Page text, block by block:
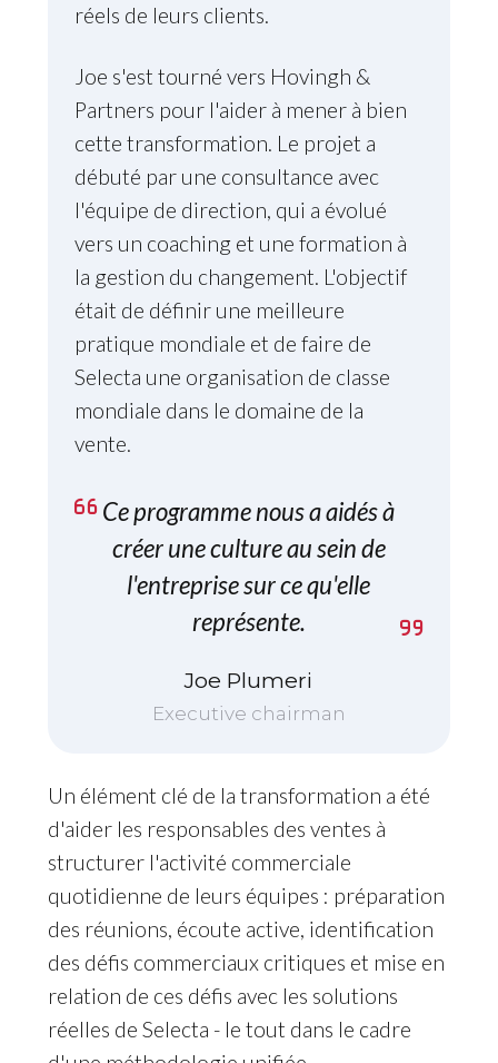
réels de leurs clients.
Joe s'est tourné vers Hovingh &
Partners pour l'aider à mener à bien
cette transformation. Le projet a
débuté par une consultance avec
l'équipe de direction, qui a évolué
vers un coaching et une formation à
la gestion du changement. L'objectif
était de définir une meilleure
pratique mondiale et de faire de
Selecta une organisation de classe
mondiale dans le domaine de la
vente.
Ce programme nous a aidés à
créer une culture au sein de
l'entreprise sur ce qu'elle
représente.
Joe Plumeri
Executive chairman
Un élément clé de la transformation a été
d'aider les responsables des ventes à
structurer l'activité commerciale
quotidienne de leurs équipes : préparation
des réunions, écoute active, identification
des défis commerciaux critiques et mise en
relation de ces défis avec les solutions
réelles de Selecta - le tout dans le cadre